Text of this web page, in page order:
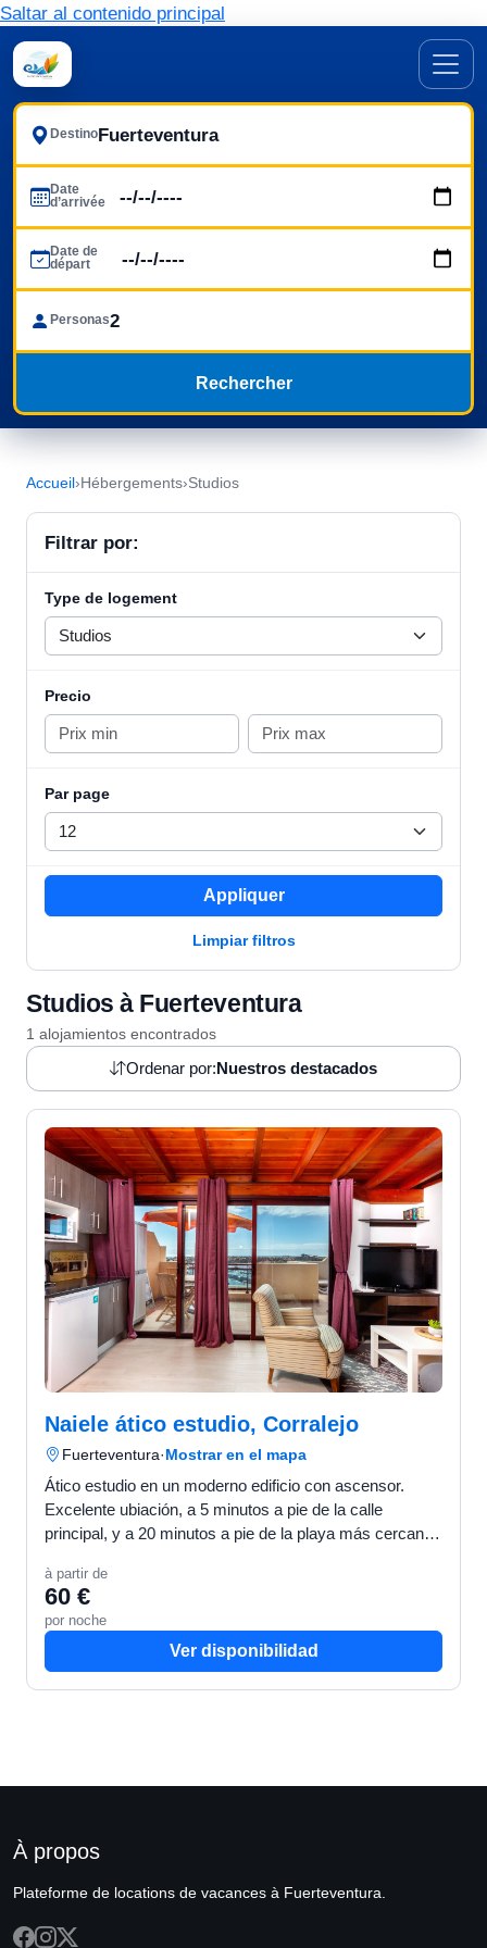
Saltar al contenido principal
Destino
Date
d’arrivée
Date de
départ
Personas
Rechercher
Accueil›Hébergements›Studios
Filtrar por:
Type de logement
Precio
Par page
Appliquer
Limpiar filtros
Studios à Fuerteventura
1 alojamientos encontrados
Ordenar por:Nuestros destacados
Naiele ático estudio, Corralejo
Fuerteventura·Mostrar en el mapa
Ático estudio en un moderno edificio con ascensor.
Excelente ubiación, a 5 minutos a pie de la calle
principal, y a 20 minutos a pie de la playa más cercana.
à partir de
60 €
por noche
Ver disponibilidad
À propos
Plateforme de locations de vacances à Fuerteventura.